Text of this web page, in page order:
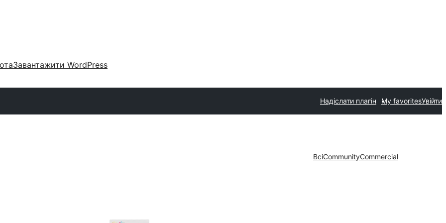
Завантажити WordPress
Надіслати плагін My favoritesУвійти
ВсіCommunityCommercial